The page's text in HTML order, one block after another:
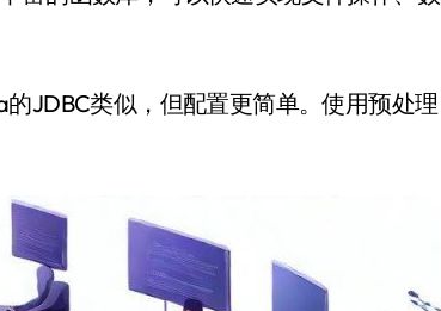
JDBC类似，但配置更简单。使用预处理